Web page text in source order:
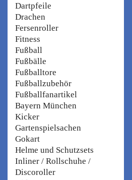
Dartpfeile
Drachen
Fersenroller
Fitness
Fußball
Fußbälle
Fußballtore
Fußballzubehör
Fußballfanartikel
Bayern München
Kicker
Gartenspielsachen
Gokart
Helme und Schutzsets
Inliner / Rollschuhe /
Discoroller